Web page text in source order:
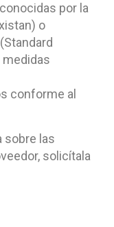
por la
o
medidas
conforme al
sobre las
solicítala